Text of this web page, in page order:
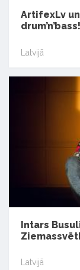
ArtifexLv
drum’n’bass!
Latvijā
Intars
Latvijā